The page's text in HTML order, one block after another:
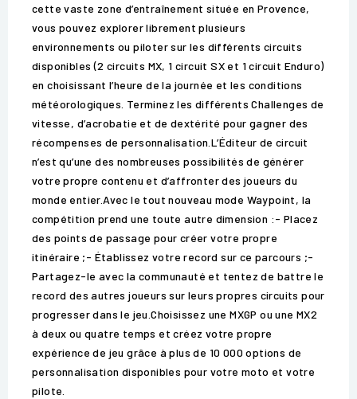
cette vaste zone d’entraînement située en Provence,
vous pouvez explorer librement plusieurs
environnements ou piloter sur les différents circuits
disponibles (2 circuits MX, 1 circuit SX et 1 circuit Enduro)
en choisissant l’heure de la journée et les conditions
météorologiques. Terminez les différents Challenges de
vitesse, d’acrobatie et de dextérité pour gagner des
récompenses de personnalisation.L’Éditeur de circuit
n’est qu’une des nombreuses possibilités de générer
votre propre contenu et d’affronter des joueurs du
monde entier.Avec le tout nouveau mode Waypoint, la
compétition prend une toute autre dimension :- Placez
des points de passage pour créer votre propre
itinéraire ;- Établissez votre record sur ce parcours ;-
Partagez-le avec la communauté et tentez de battre le
record des autres joueurs sur leurs propres circuits pour
progresser dans le jeu.Choisissez une MXGP ou une MX2
à deux ou quatre temps et créez votre propre
expérience de jeu grâce à plus de 10 000 options de
personnalisation disponibles pour votre moto et votre
pilote.